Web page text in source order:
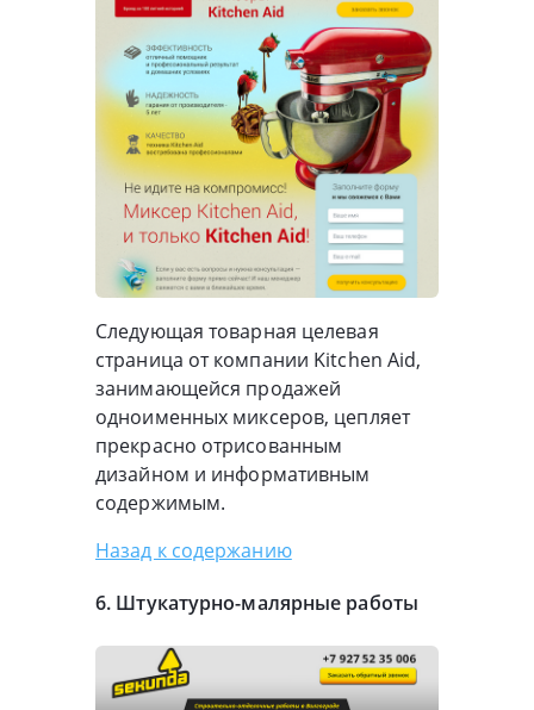
Следующая товарная целевая
страница от компании Kitchen Aid,
занимающейся продажей
одноименных миксеров, цепляет
прекрасно отрисованным
дизайном и информативным
содержимым.
Назад к содержанию
6. Штукатурно-малярные работы